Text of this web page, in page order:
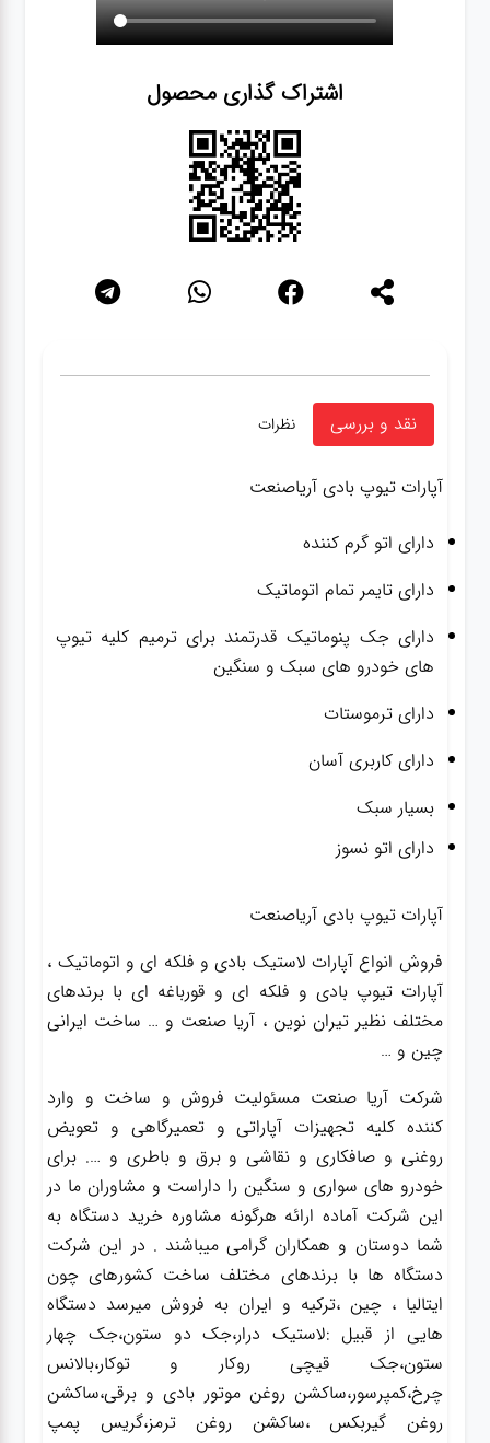
اشتراک گذاری محصول
نقد و بررسی نظرات
آپارات تیوپ بادی آریاصنعت
دارای اتو گرم کننده
دارای تایمر تمام اتوماتیک
دارای جک پنوماتیک قدرتمند برای ترمیم کلیه تیوپ
های خودرو های سبک و سنگین
دارای ترموستات
دارای کاربری آسان
بسیار سبک
دارای اتو نسوز
آپارات تیوپ بادی آریاصنعت
فروش انواع آپارات لاستیک بادی و فلکه ای و اتوماتیک ،
آپارات تیوپ بادی و فلکه ای و قورباغه ای با برندهای
مختلف نظیر تیران نوین ، آریا صنعت و … ساخت ایرانی
چین و …
شرکت آریا صنعت مسئولیت فروش و ساخت و وارد
کننده کلیه تجهیزات آپاراتی و تعمیرگاهی و تعویض
روغنی و صافکاری و نقاشی و برق و باطری و …. برای
خودرو های سواری و سنگین را داراست و مشاوران ما در
این شرکت آماده ارائه هرگونه مشاوره خرید دستگاه به
شما دوستان و همکاران گرامی میباشند . در این شرکت
دستگاه ها با برندهای مختلف ساخت کشورهای چون
ایتالیا ، چین ،ترکیه و ایران به فروش میرسد دستگاه
هایی از قبیل :لاستیک درار،جک دو ستون،جک چهار
ستون،جک قیچی روکار و توکار،بالانس
چرخ،کمپرسور،ساکشن روغن موتور بادی و برقی،ساکشن
روغن گیربکس ،ساکشن روغن ترمز،گریس پمپ